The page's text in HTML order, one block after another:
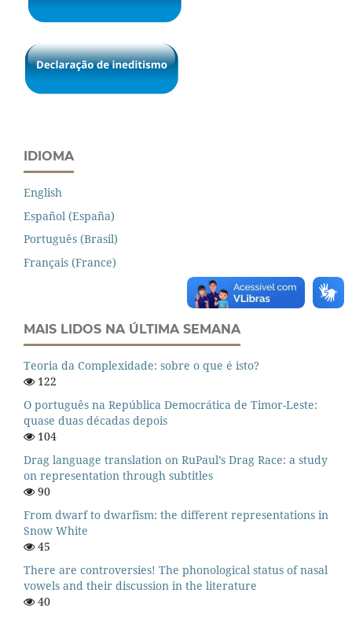
IDIOMA
English
Español (España)
Português (Brasil)
Français (France)
MAIS LIDOS NA ÚLTIMA SEMANA
Teoria da Complexidade: sobre o que é isto?
122
O português na República Democrática de Timor-Leste:
quase duas décadas depois
104
Drag language translation on RuPaul’s Drag Race: a study
on representation through subtitles
90
From dwarf to dwarfism: the different representations in
Snow White
45
There are controversies! The phonological status of nasal
vowels and their discussion in the literature
40